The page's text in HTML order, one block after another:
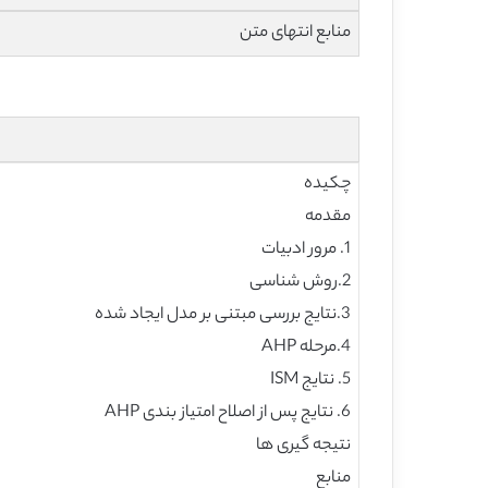
منابع انتهای متن
چکیده
مقدمه
1. مرور ادبیات
2.روش شناسی
3.نتایج بررسی مبتنی بر مدل ایجاد شده
4.مرحله AHP
5. نتایج ISM
6. نتایج پس از اصلاح امتیاز بندی AHP
نتیجه گیری ها
منابع